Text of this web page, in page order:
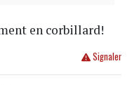
en corbillard!
Signaler